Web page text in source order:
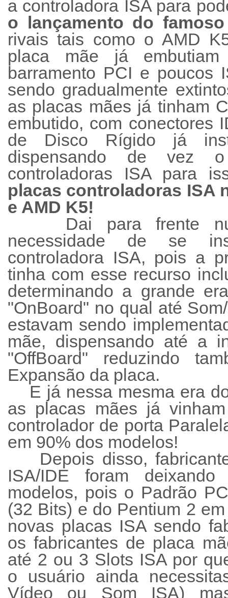
a controladora ISA para
o lançamento do
rivais tais como o AMD
placa mãe já
barramento PCI e poucos
sendo gradualmente
as placas mães já tinham
embutido, com conectores
de Disco Rígido já
dispensando de vez
controladoras ISA para
placas controladoras ISA
e AMD K5!
Dai para frente
necessidade de se
controladora ISA, pois a
tinha com esse recurso
determinando a grande
"OnBoard" no qual até
estavam sendo
mãe, dispensando até a
"OffBoard" reduzindo
Expansão da placa.
E já nessa mesma era
as placas mães já
controlador de porta
em 90% dos modelos!
Depois disso,
ISA/IDE foram
modelos, pois o Padrão
(32 Bits) e do Pentium 2
novas placas ISA sendo
os fabricantes de placa
até 2 ou 3 Slots ISA por
o usuário ainda
Vídeo ou Som ISA)